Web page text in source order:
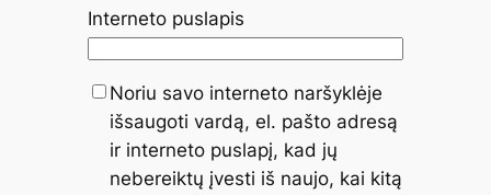
Interneto puslapis
Noriu savo interneto naršyklėje
išsaugoti vardą, el. pašto adresą
ir interneto puslapį, kad jų
nebereiktų įvesti iš naujo, kai kitą